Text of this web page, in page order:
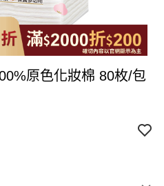
原色化妝棉 80枚/包